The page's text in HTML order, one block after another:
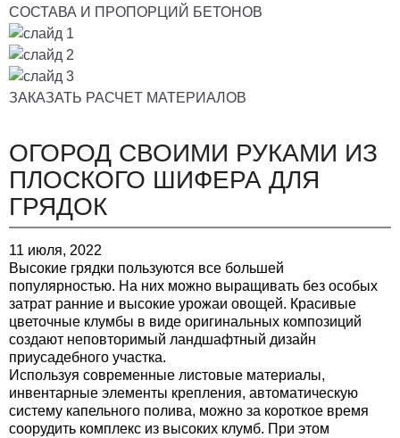
СОСТАВА И ПРОПОРЦИЙ БЕТОНОВ
ЗАКАЗАТЬ РАСЧЕТ МАТЕРИАЛОВ
ОГОРОД СВОИМИ РУКАМИ ИЗ
ПЛОСКОГО ШИФЕРА ДЛЯ
ГРЯДОК
11 июля, 2022
Высокие грядки пользуются все большей
популярностью. На них можно выращивать без особых
затрат ранние и высокие урожаи овощей. Красивые
цветочные клумбы в виде оригинальных композиций
создают неповторимый ландшафтный дизайн
приусадебного участка.
Используя современные листовые материалы,
инвентарные элементы крепления, автоматическую
систему капельного полива, можно за короткое время
соорудить комплекс из высоких клумб. При этом